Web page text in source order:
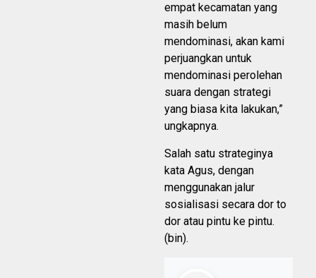
empat kecamatan yang
masih belum
mendominasi, akan kami
perjuangkan untuk
mendominasi perolehan
suara dengan strategi
yang biasa kita lakukan,”
ungkapnya.
Salah satu strateginya
kata Agus, dengan
menggunakan jalur
sosialisasi secara dor to
dor atau pintu ke pintu.
(bin).